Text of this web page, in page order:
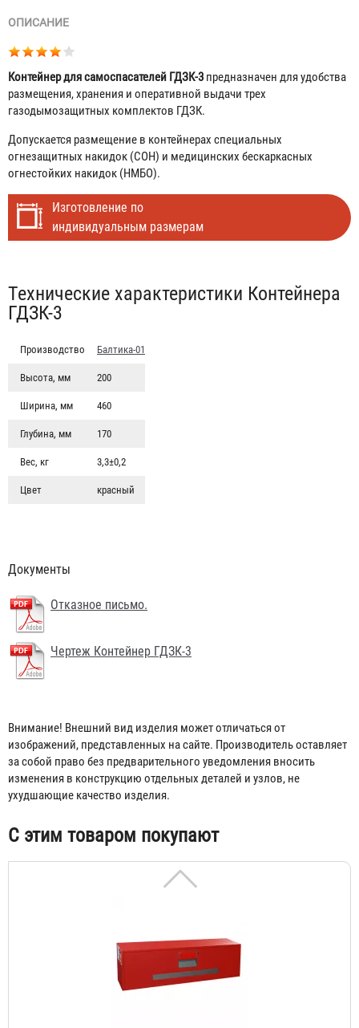
ОПИСАНИЕ
Контейнер для самоспасателей ГДЗК-3 предназначен для удобства
размещения, хранения и оперативной выдачи трех
газодымозащитных комплектов ГДЗК.
Допускается размещение в контейнерах специальных
огнезащитных накидок (СОН) и медицинских бескаркасных
огнестойких накидок (НМБО).
Изготовление по
индивидуальным размерам
Табы
Технические характеристики Контейнера
ГДЗК-3
Производство Балтика-01
Высота, мм 200
Ширина, мм 460
Глубина, мм 170
Вес, кг 3,3±0,2
Цвет красный
Документы
Отказное письмо.
Чертеж Контейнер ГДЗК-3
Внимание! Внешний вид изделия может отличаться от
изображений, представленных на сайте. Производитель оставляет
за собой право без предварительного уведомления вносить
изменения в конструкцию отдельных деталей и узлов, не
ухудшающие качество изделия.
С этим товаром покупают
Газодымозащитный комплект ЗЕВС 30У (ГДЗК-У)
5 525 ₽
Контейнер ГДЗК-5